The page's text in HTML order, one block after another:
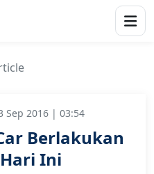
Sep 2016 | 03:54
Berlakukan
Ini